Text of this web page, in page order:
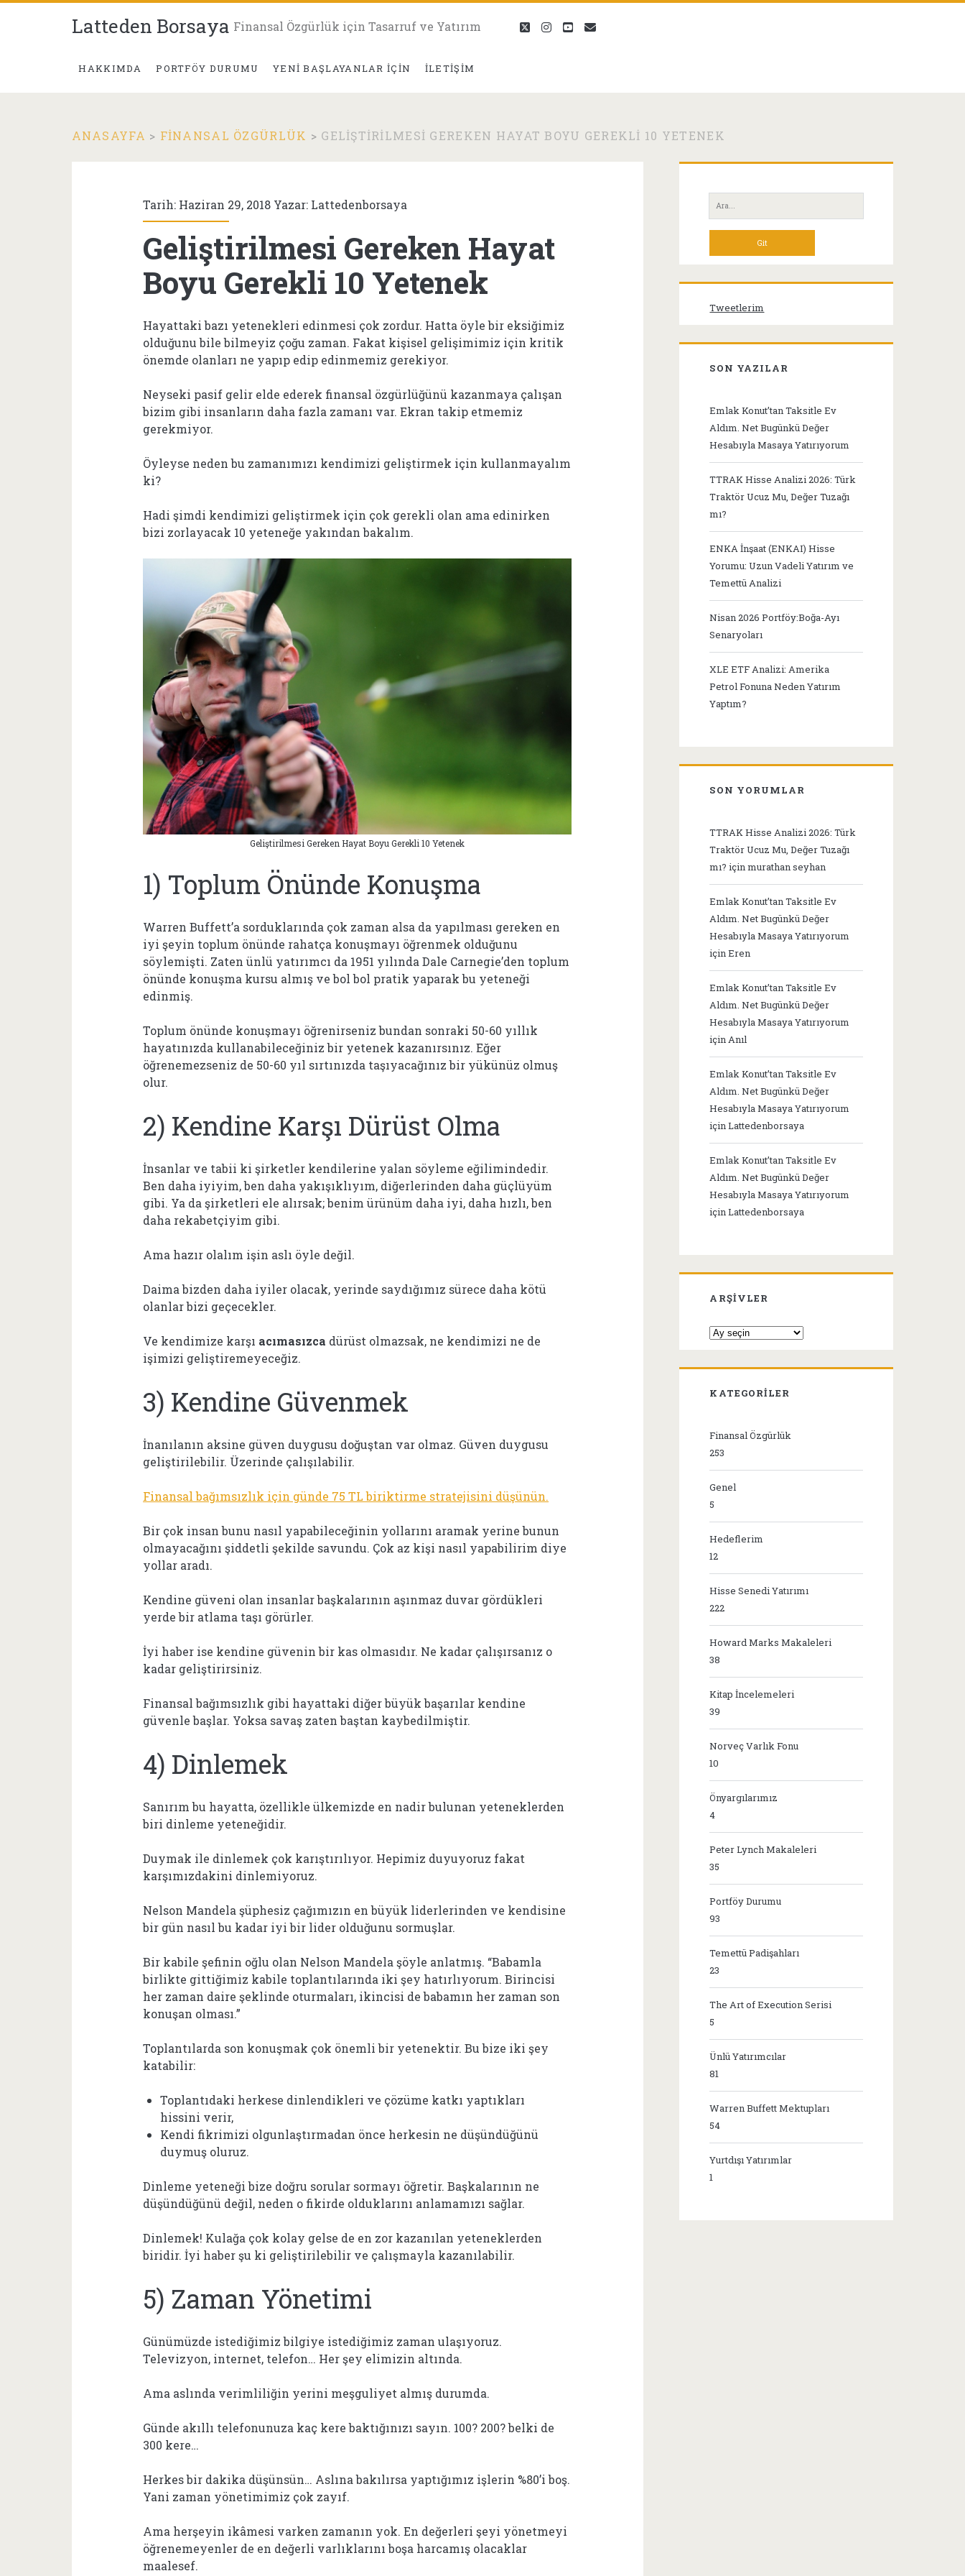
Latteden Borsaya Finansal Özgürlük için Tasarruf ve Yatırım
HAKKIMDA PORTFÖY DURUMU YENI BAŞLAYANLAR İÇIN İLETIŞIM
twitterinstagram
youtubeeposta
ANASAYFA > FINANSAL ÖZGÜRLÜK > GELIŞTIRILMESI GEREKEN HAYAT BOYU GEREKLI 10 YETENEK
Tarih: Haziran 29, 2018 Yazar: Lattedenborsaya
Geliştirilmesi Gereken Hayat
Boyu Gerekli 10 Yetenek
Hayattaki bazı yetenekleri edinmesi çok zordur. Hatta öyle bir eksiğimiz
olduğunu bile bilmeyiz çoğu zaman. Fakat kişisel gelişimimiz için kritik
önemde olanları ne yapıp edip edinmemiz gerekiyor.
Neyseki pasif gelir elde ederek finansal özgürlüğünü kazanmaya çalışan
bizim gibi insanların daha fazla zamanı var. Ekran takip etmemiz
gerekmiyor.
Öyleyse neden bu zamanımızı kendimizi geliştirmek için kullanmayalım
ki?
Hadi şimdi kendimizi geliştirmek için çok gerekli olan ama edinirken
bizi zorlayacak 10 yeteneğe yakından bakalım.
Geliştirilmesi Gereken Hayat Boyu Gerekli 10 Yetenek
1) Toplum Önünde Konuşma
Warren Buffett’a sorduklarında çok zaman alsa da yapılması gereken en
iyi şeyin toplum önünde rahatça konuşmayı öğrenmek olduğunu
söylemişti. Zaten ünlü yatırımcı da 1951 yılında Dale Carnegie’den toplum
önünde konuşma kursu almış ve bol bol pratik yaparak bu yeteneği
edinmiş.
Toplum önünde konuşmayı öğrenirseniz bundan sonraki 50-60 yıllık
hayatınızda kullanabileceğiniz bir yetenek kazanırsınız. Eğer
öğrenemezseniz de 50-60 yıl sırtınızda taşıyacağınız bir yükünüz olmuş
olur.
2) Kendine Karşı Dürüst Olma
İnsanlar ve tabii ki şirketler kendilerine yalan söyleme eğilimindedir.
Ben daha iyiyim, ben daha yakışıklıyım, diğerlerinden daha güçlüyüm
gibi. Ya da şirketleri ele alırsak; benim ürünüm daha iyi, daha hızlı, ben
daha rekabetçiyim gibi.
Ama hazır olalım işin aslı öyle değil.
Daima bizden daha iyiler olacak, yerinde saydığımız sürece daha kötü
olanlar bizi geçecekler.
Ve kendimize karşı acımasızca dürüst olmazsak, ne kendimizi ne de
işimizi geliştiremeyeceğiz.
3) Kendine Güvenmek
İnanılanın aksine güven duygusu doğuştan var olmaz. Güven duygusu
geliştirilebilir. Üzerinde çalışılabilir.
Finansal bağımsızlık için günde 75 TL biriktirme stratejisini düşünün.
Bir çok insan bunu nasıl yapabileceğinin yollarını aramak yerine bunun
olmayacağını şiddetli şekilde savundu. Çok az kişi nasıl yapabilirim diye
yollar aradı.
Kendine güveni olan insanlar başkalarının aşınmaz duvar gördükleri
yerde bir atlama taşı görürler.
İyi haber ise kendine güvenin bir kas olmasıdır. Ne kadar çalışırsanız o
kadar geliştirirsiniz.
Finansal bağımsızlık gibi hayattaki diğer büyük başarılar kendine
güvenle başlar. Yoksa savaş zaten baştan kaybedilmiştir.
4) Dinlemek
Sanırım bu hayatta, özellikle ülkemizde en nadir bulunan yeteneklerden
biri dinleme yeteneğidir.
Duymak ile dinlemek çok karıştırılıyor. Hepimiz duyuyoruz fakat
karşımızdakini dinlemiyoruz.
Nelson Mandela şüphesiz çağımızın en büyük liderlerinden ve kendisine
bir gün nasıl bu kadar iyi bir lider olduğunu sormuşlar.
Bir kabile şefinin oğlu olan Nelson Mandela şöyle anlatmış. “Babamla
birlikte gittiğimiz kabile toplantılarında iki şey hatırlıyorum. Birincisi
her zaman daire şeklinde oturmaları, ikincisi de babamın her zaman son
konuşan olması.”
Toplantılarda son konuşmak çok önemli bir yetenektir. Bu bize iki şey
katabilir:
Toplantıdaki herkese dinlendikleri ve çözüme katkı yaptıkları
hissini verir,
Kendi fikrimizi olgunlaştırmadan önce herkesin ne düşündüğünü
duymuş oluruz.
Dinleme yeteneği bize doğru sorular sormayı öğretir. Başkalarının ne
düşündüğünü değil, neden o fikirde olduklarını anlamamızı sağlar.
Dinlemek! Kulağa çok kolay gelse de en zor kazanılan yeteneklerden
biridir. İyi haber şu ki geliştirilebilir ve çalışmayla kazanılabilir.
5) Zaman Yönetimi
Günümüzde istediğimiz bilgiye istediğimiz zaman ulaşıyoruz.
Televizyon, internet, telefon… Her şey elimizin altında.
Ama aslında verimliliğin yerini meşguliyet almış durumda.
Günde akıllı telefonunuza kaç kere baktığınızı sayın. 100? 200? belki de
300 kere…
Herkes bir dakika düşünsün… Aslına bakılırsa yaptığımız işlerin %80’i boş.
Yani zaman yönetimimiz çok zayıf.
Ama herşeyin ikâmesi varken zamanın yok. En değerleri şeyi yönetmeyi
öğrenemeyenler de en değerli varlıklarını boşa harcamış olacaklar
maalesef.
Yan
Menü
Ara:
Tweetlerim
SON YAZILAR
Emlak Konut’tan Taksitle Ev
Aldım. Net Bugünkü Değer
Hesabıyla Masaya Yatırıyorum
TTRAK Hisse Analizi 2026: Türk
Traktör Ucuz Mu, Değer Tuzağı
mı?
ENKA İnşaat (ENKAI) Hisse
Yorumu: Uzun Vadeli Yatırım ve
Temettü Analizi
Nisan 2026 Portföy:Boğa-Ayı
Senaryoları
XLE ETF Analizi: Amerika
Petrol Fonuna Neden Yatırım
Yaptım?
SON YORUMLAR
TTRAK Hisse Analizi 2026: Türk
Traktör Ucuz Mu, Değer Tuzağı
mı? içinmurathan seyhan
Emlak Konut’tan Taksitle Ev
Aldım. Net Bugünkü Değer
Hesabıyla Masaya Yatırıyorum
içinEren
Emlak Konut’tan Taksitle Ev
Aldım. Net Bugünkü Değer
Hesabıyla Masaya Yatırıyorum
içinAnıl
Emlak Konut’tan Taksitle Ev
Aldım. Net Bugünkü Değer
Hesabıyla Masaya Yatırıyorum
içinLattedenborsaya
Emlak Konut’tan Taksitle Ev
Aldım. Net Bugünkü Değer
Hesabıyla Masaya Yatırıyorum
içinLattedenborsaya
ARŞIVLER
Arşivler
KATEGORILER
Finansal Özgürlük
253
Genel
5
Hedeflerim
12
Hisse Senedi Yatırımı
222
Howard Marks Makaleleri
38
Kitap İncelemeleri
39
Norveç Varlık Fonu
10
Önyargılarımız
4
Peter Lynch Makaleleri
35
Portföy Durumu
93
Temettü Padişahları
23
The Art of Execution Serisi
5
Ünlü Yatırımcılar
81
Warren Buffett Mektupları
54
Yurtdışı Yatırımlar
1